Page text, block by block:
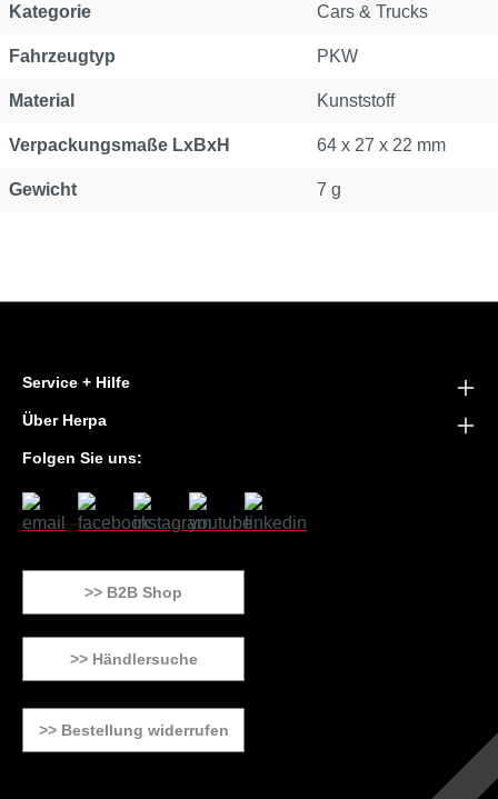
Kategorie Cars & Trucks
Fahrzeugtyp PKW
Material Kunststoff
Verpackungsmaße LxBxH 64 x 27 x 22 mm
Gewicht 7 g
Service + Hilfe
Über Herpa
Folgen Sie uns:
>> B2B Shop
>> Händlersuche
>> Bestellung widerrufen